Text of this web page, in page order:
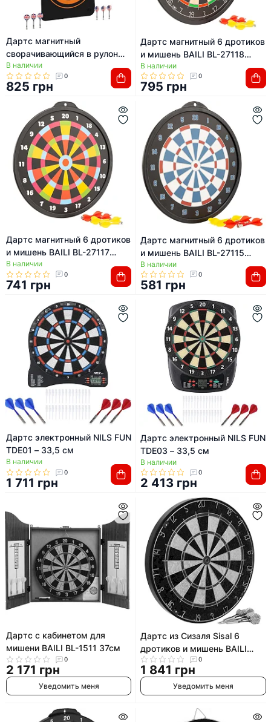
Дартс магнитный
сворачивающийся в рулон
Roll-Up 6 дротиков и мишень
BAILI BL-1030A 42x58см
В наличии
0
825 грн
Дартс магнитный 6 дротиков
и мишень BAILI BL-27118
45см
В наличии
0
795 грн
Дартс магнитный 6 дротиков
и мишень BAILI BL-27117
39см
В наличии
0
741 грн
Дартс магнитный 6 дротиков
и мишень BAILI BL-27115
34см
В наличии
0
581 грн
Дартс электронный NILS FUN
TDE01 – 33,5 см
В наличии
0
1 711 грн
Дартс электронный NILS FUN
TDE03 – 33,5 см
В наличии
0
2 413 грн
Дартс с кабинетом для
мишени BAILI BL-1511 37см
0
2 171 грн
Уведомить меня
Дартс из Сизаля Sisal 6
дротиков и мишень BAILI
Bristele BL-1818B 18"х1,5"
(46х4см)
0
1 841 грн
Уведомить меня